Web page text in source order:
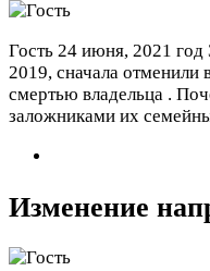
Гость 24 июня, 2021 год
2019, сначала отменили
смертью владельца .
заложниками их
Изменение